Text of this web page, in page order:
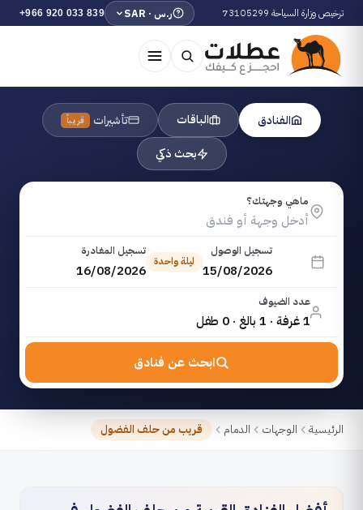
ترخيص وزارة السياحة 73105299 ر.س · SAR +966 920 033 839
الفنادق الباقات تأشيرات قريباً
بحث ذكي
ماهي وجهتك؟
تسجيل الوصول
15/08/2026
ليلة واحدة
تسجيل المغادرة
16/08/2026
عدد الضيوف
1 غرفة · 1 بالغ · 0 طفل
ابحث عن فنادق
الرئيسية الوجهات الدمام قريب من حلف الفضول